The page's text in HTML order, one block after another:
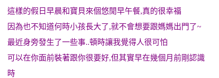
這樣的假日早晨和寶貝來個悠閒早午餐,真的很幸福
因為也不知道何時小孩長大了,就不會想要跟媽媽出門了~
最近身旁發生了一些事..頓時讓我覺得人很可怕
可以在你面前裝著跟你很要好,但其實早在幾個月前剛認識
時